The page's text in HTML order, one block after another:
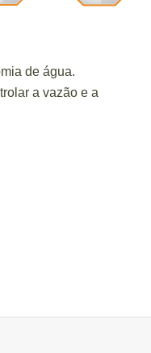
de água.
a vazão e a